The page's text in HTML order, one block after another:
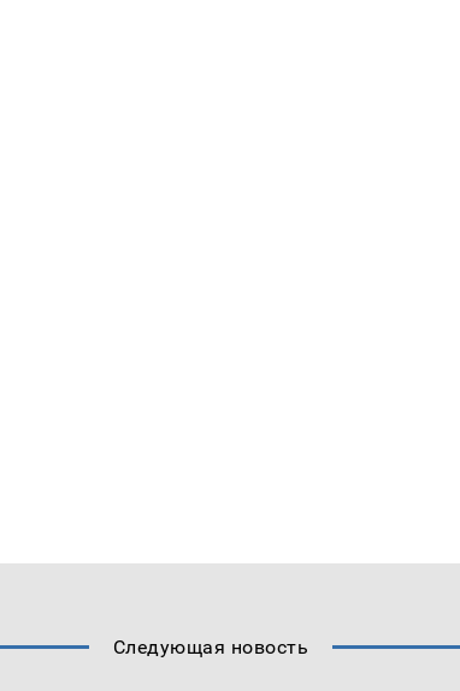
Следующая новость